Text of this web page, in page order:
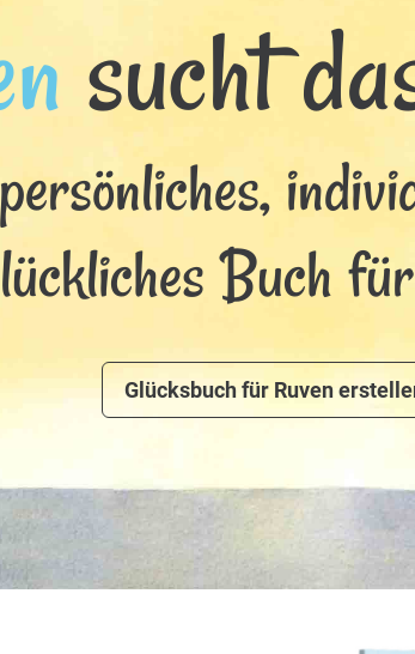
sucht
Buch
Glücksbuch für Ruven